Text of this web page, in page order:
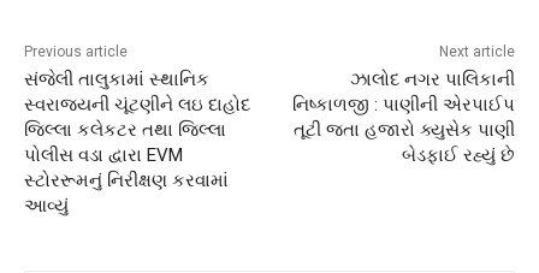
Previous article
સંજેલી તાલુકામાં સ્થાનિક
સ્વરાજ્યની ચૂંટણીને લઇ દાહોદ
જિલ્લા કલેકટર તથા જિલ્લા
પોલીસ વડા દ્વારા EVM
સ્ટોરરૂમનું નિરીક્ષણ કરવામાં
આવ્યું
Next article
ઝાલોદ નગર પાલિકાની
નિષ્કાળજી : પાણીની એરપાઈપ
તૂટી જતા હજારો ક્યુસેક પાણી
બેડફાઈ રહ્યું છે